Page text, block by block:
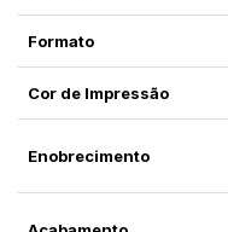
Formato
Cor de Impressão
Enobrecimento